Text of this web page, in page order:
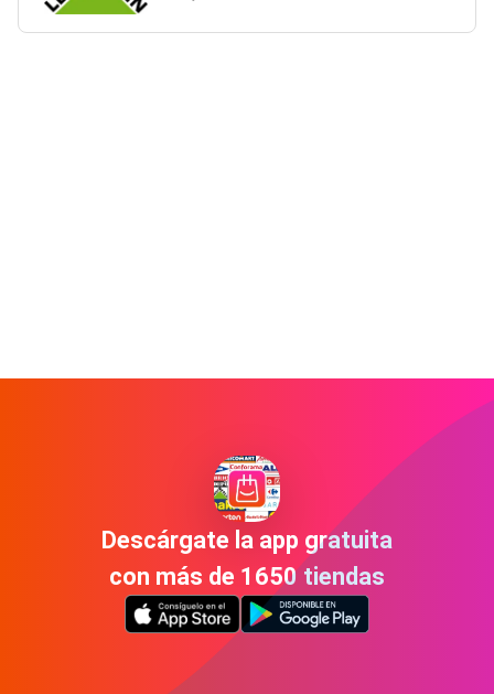
Descárgate la app gratuita
con más de 1650 tiendas